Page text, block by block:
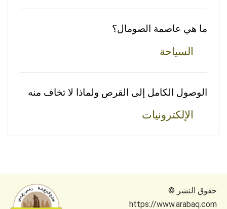
ما هي عاصمة الصومال؟
السياحة
الوصول الكامل إلى القرص ولماذا لا تخاف منه
الإلكترونيات
حقوق النشر ©
https://www.arabaq.com